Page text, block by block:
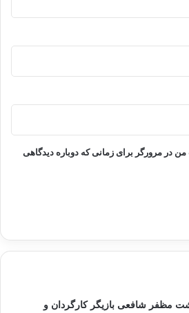
در مرورگر برای زمانی که دوباره دیدگاهی
مظفر شافعی بازیگر کارگردان و